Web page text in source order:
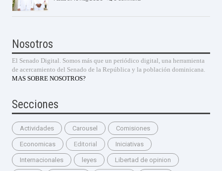
Nosotros
El Senado Digital. Somos más que un periódico digital, una herramienta
de acercamiento del Senado de la República y la población dominicana.
MAS SOBRE NOSOTROS?
Secciones
Actividades Carousel Comisiones
Economicas Editorial Iniciativas
Internacionales leyes Libertad de opinion